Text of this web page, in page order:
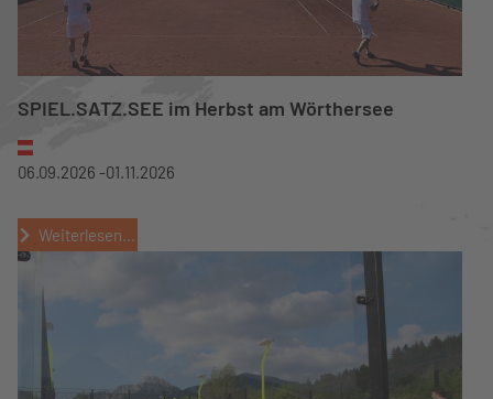
SPIEL.SATZ.SEE im Herbst am Wörthersee
06.09.2026 -01.11.2026
Weiterlesen...